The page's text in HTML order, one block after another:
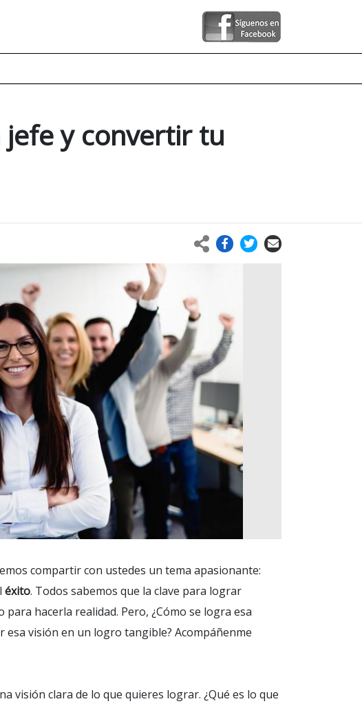
jefe y convertir tu
compartir con ustedes un tema apasionante:
éxito. Todos sabemos que la clave para lograr
hacerla realidad. Pero, ¿Cómo se logra esa
visión en un logro tangible? Acompáñenme
visión clara de lo que quieres lograr. ¿Qué es lo que